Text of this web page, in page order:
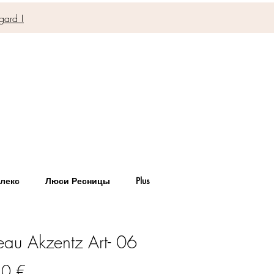
!
Люси Ресницы Plus
Akzentz Art- 06